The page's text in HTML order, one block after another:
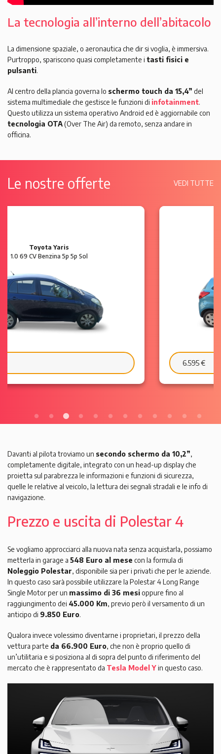
La tecnologia all’interno dell’abitacolo
La dimensione spaziale, o aeronautica che dir si voglia, è immersiva.
Purtroppo, spariscono quasi completamente i tasti fisici e
pulsanti.
Al centro della plancia governa lo schermo touch da 15,4” del
sistema multimediale che gestisce le funzioni di infotainment.
Questo utilizza un sistema operativo Android ed è aggiornabile con
tecnologia OTA(Over The Air) da remoto, senza andare in
officina.
Le nostre offerte VEDI TUTTE
1.2 8V 69 CV Benzina 3p Plus
103 €/mese
Davanti al pilota troviamo un secondo schermo da 10,2”,
completamente digitale, integrato con un head-up display che
proietta sul parabrezza le informazioni e funzioni di sicurezza,
quelle le relative al veicolo, la lettura dei segnali stradali e le info di
navigazione.
Prezzo e uscita di Polestar 4
Se vogliamo approcciarci alla nuova nata senza acquistarla, possiamo
metterla in garage a 548 Euro al mese con la formula di
Noleggio Polestar, disponibile sia per i privati che per le aziende.
In questo caso sarà possibile utilizzare la Polestar 4 Long Range
Single Motor per un massimo di 36 mesioppure fino al
raggiungimento dei 45.000 Km, previo però il versamento di un
anticipo di 9.850 Euro.
Qualora invece volessimo diventarne i proprietari, il prezzo della
vettura parte da 66.900 Euro, che non è proprio quello di
un’utilitaria e si posiziona al di sopra del punto di riferimento del
mercato che è rappresentato da Tesla Model Yin questo caso.